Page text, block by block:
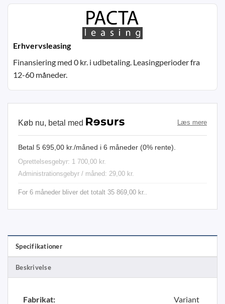
Erhvervsleasing
Finansiering med 0 kr. i udbetaling. Leasingperioder fra
12-60 måneder.
Køb nu, betal med Læs mere
Betal 5 695,00 kr./måned i 6 måneder (0% rente).
Oprettelsesgebyr: 1 700,00 kr.
Administrationsgebyr / måned: 29,00 kr.
For 6 måneder bliver det totalt 35 869,00 kr..
Specifikationer
Beskrivelse
Fabrikat: Variant